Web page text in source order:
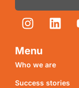
Menu
Who we are
Success stories